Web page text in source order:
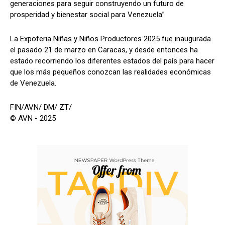
generaciones para seguir construyendo un futuro de
prosperidad y bienestar social para Venezuela”
La Expoferia Niñas y Niños Productores 2025 fue inaugurada
el pasado 21 de marzo en Caracas, y desde entonces ha
estado recorriendo los diferentes estados del país para hacer
que los más pequeños conozcan las realidades económicas
de Venezuela.
FIN/AVN/ DM/ ZT/
© AVN - 2025